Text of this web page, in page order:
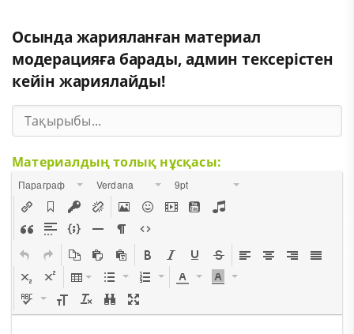
Осында жарияланған материал
модерацияға барады, админ тексерістен
кейін жариялайды!
Материалдың толық нұсқасы:
Параграф Verdana 9pt